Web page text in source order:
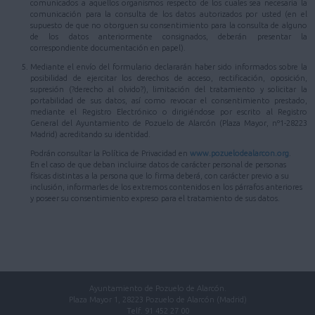
comunicados a aquellos organismos respecto de los cuales sea necesaria la
comunicación para la consulta de los datos autorizados por usted (en el
supuesto de que no otorguen su consentimiento para la consulta de alguno
de los datos anteriormente consignados, deberán presentar la
correspondiente documentación en papel).
Mediante el envío del formulario declararán haber sido informados sobre la
posibilidad de ejercitar los derechos de acceso, rectificación, oposición,
supresión (?derecho al olvido?), limitación del tratamiento y solicitar la
portabilidad de sus datos, así como revocar el consentimiento prestado,
mediante el Registro Electrónico o dirigiéndose por escrito al Registro
General del Ayuntamiento de Pozuelo de Alarcón (Plaza Mayor, nº1-28223
Madrid) acreditando su identidad.
Podrán consultar la Política de Privacidad en www.pozuelodealarcon.org
En el caso de que deban incluirse datos de carácter personal de personas
físicas distintas a la persona que lo firma deberá, con carácter previo a su
inclusión, informarles de los extremos contenidos en los párrafos anteriores
y poseer su consentimiento expreso para el tratamiento de sus datos.
Ayuntamiento de Pozuelo de Alarcón.
Plaza Mayor 1, 28223 Pozuelo de Alarcón (Madrid)
Telf. 91 452 27 00